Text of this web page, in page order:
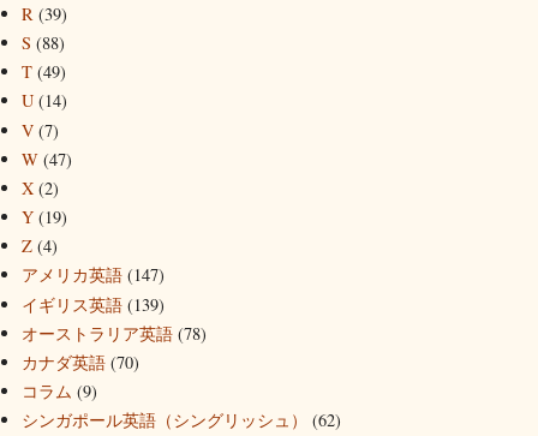
R (39)
S (88)
T (49)
U (14)
V (7)
W (47)
X (2)
Y (19)
Z (4)
アメリカ英語 (147)
イギリス英語 (139)
オーストラリア英語 (78)
カナダ英語 (70)
コラム (9)
シンガポール英語（シングリッシュ）
(62)